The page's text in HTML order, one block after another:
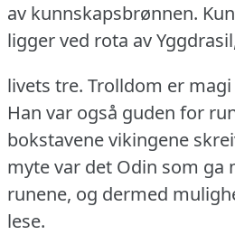
av kunnskapsbrønnen.
ligger ved rota av
livets tre. Trolldom er
Han var også guden for
bokstavene vikingene
myte var det Odin som ga
runene, og dermed
lese.